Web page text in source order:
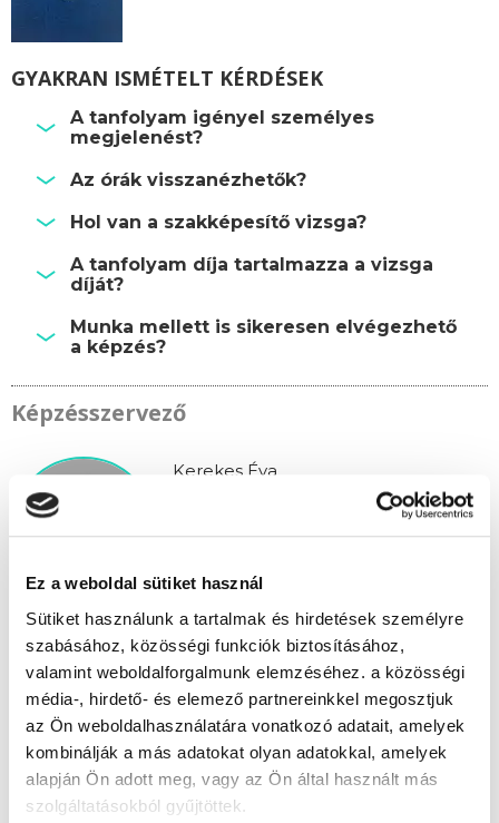
Ez a weboldal sütiket használ
Sütiket használunk a tartalmak és hirdetések személyre
szabásához, közösségi funkciók biztosításához,
valamint weboldalforgalmunk elemzéséhez. a közösségi
média-, hirdető- és elemező partnereinkkel megosztjuk
az Ön weboldalhasználatára vonatkozó adatait, amelyek
kombinálják a más adatokat olyan adatokkal, amelyek
alapján Ön adott meg, vagy az Ön által használt más
szolgáltatásokból gyűjtöttek.
GYAKRAN ISMÉTELT KÉRDÉSEK
A tanfolyam igényel személyes
megjelenést?
Az órák visszanézhetők?
Hol van a szakképesítő vizsga?
A tanfolyam díja tartalmazza a vizsga
díját?
Munka mellett is sikeresen elvégezhető
a képzés?
Képzésszervező
Kerekes Éva
kerekes.eva@tanfolyam.hu
" B " csoport
Időtartam:5-6 hónap
Indulás időpontja: 2026-09-25
Képzés ára:219 000 Ft